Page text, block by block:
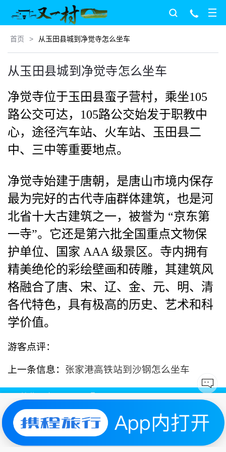
首页 > 从玉田县城到净觉寺怎么坐车
从玉田县城到净觉寺怎么坐车
净觉寺位于玉田县蛮子营村，乘坐105
路公交可达，105路公交始发于职教中
心，途径汽车站、火车站、玉田县二
中、三中等重要地点。
净觉寺始建于唐朝，是唐山市境内保存
最为完好的古代寺庙群体建筑，也是河
北省十大古建筑之一，被誉为 “京东第
一寺”。它还是第六批全国重点文物保
护单位、国家 AAA 级景区。寺内拥有
精美绝伦的彩绘壁画和砖雕，其建筑风
格融合了唐、宋、辽、金、元、明、清
各代特色，具有极高的历史、艺术和科
学价值。
游客点评：
上一条信息： 张家港高铁站到沙钢怎么坐车